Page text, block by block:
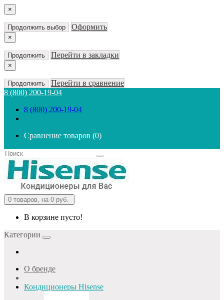
×
Продолжить выбор Оформить
×
Продолжить Перейти в закладки
×
Продолжить
Перейти в сравнение
8 (800) 200-19-04
8 (800) 200-19-04
Сравнение товаров (0)
0 товаров, на 0 руб.
В корзине пусто!
Категории
О бренде
Кондиционеры Hisense